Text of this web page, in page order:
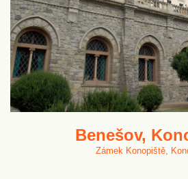
Benešov,
Zámek Konopiště,